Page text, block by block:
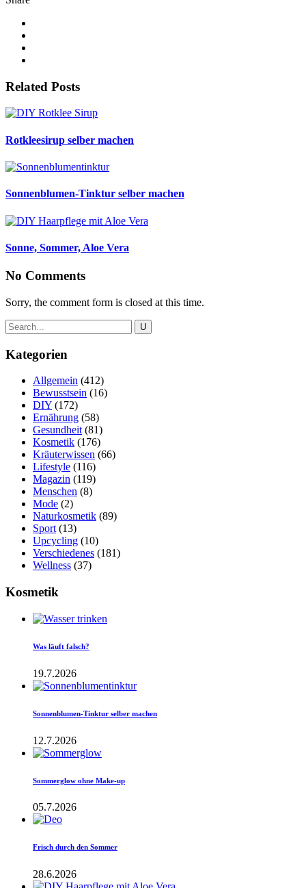
Related Posts
Rotkleesirup selber machen
Sonnenblumen-Tinktur selber machen
Sonne, Sommer, Aloe Vera
No Comments
Sorry, the comment form is closed at this time.
Kategorien
Allgemein (412)
Bewusstsein (16)
DIY (172)
Ernährung (58)
Gesundheit (81)
Kosmetik (176)
Kräuterwissen (66)
Lifestyle (116)
Magazin (119)
Menschen (8)
Mode (2)
Naturkosmetik (89)
Sport (13)
Upcycling (10)
Verschiedenes (181)
Wellness (37)
Kosmetik
Was läuft falsch?
19.7.2026
Sonnenblumen-Tinktur selber machen
12.7.2026
Sommerglow ohne Make-up
05.7.2026
Frisch durch den Sommer
28.6.2026